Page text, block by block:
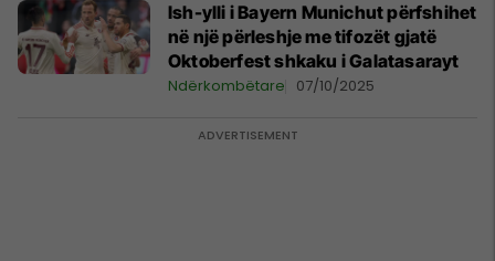
Ish-ylli i Bayern Munichut përfshihet
në një përleshje me tifozët gjatë
Oktoberfest shkaku i Galatasarayt
Ndërkombëtare 07/10/2025